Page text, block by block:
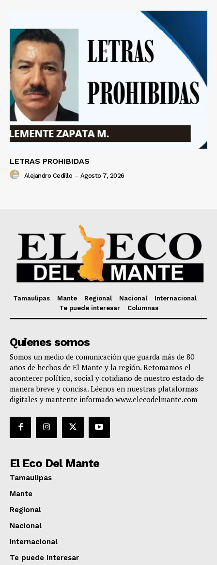
LETRAS PROHIBIDAS
Alejandro Cedillo - Agosto 7, 2026
Tamaulipas Mante Regional Nacional
Internacional
Te puede interesar
Columnas
Quienes somos
Somos un medio de comunicación que guarda más de 80
años de hechos de El Mante y la región. Retomamos el
acontecer político, social y cotidiano de nuestro estado de
manera breve y concisa. Léenos en nuestras plataformas
digitales y mantente informado www.elecodelmante.com
El Eco Del Mante
Tamaulipas
Mante
Regional
Nacional
Internacional
Te puede interesar